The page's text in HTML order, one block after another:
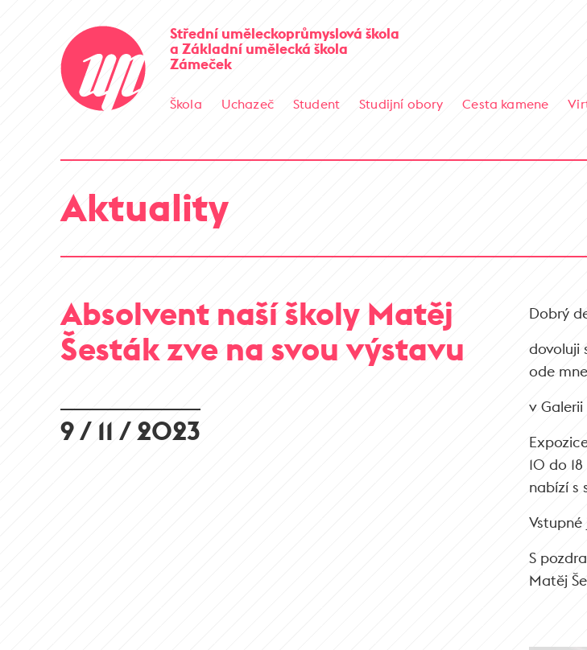
Střední uměleckoprůmyslová škola
a Základní umělecká škola
Zámeček
Škola Uchazeč Student Studijní obory Cesta kamene
Aktuality
Absolvent naší školy Matěj
Šesták zve na svou výstavu
9 / 11 / 2023
Dobrý
dovoluji
ode
v
10 do
nabízí s
S
Matěj